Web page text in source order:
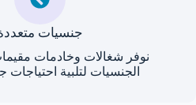
جنسيات
نوفر شغالات وخادمات
الجنسيات لتلبية احتياجات